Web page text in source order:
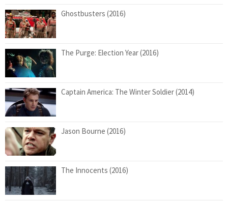
Ghostbusters (2016)
The Purge: Election Year (2016)
Captain America: The Winter Soldier (2014)
Jason Bourne (2016)
The Innocents (2016)